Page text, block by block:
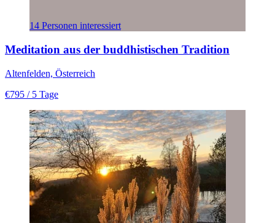
14 Personen interessiert
Meditation aus der buddhistischen Tradition
Altenfelden, Österreich
€795 / 5 Tage